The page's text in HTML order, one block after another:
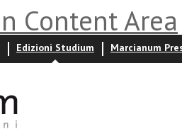
Content Area
Edizioni Studium Marcianum